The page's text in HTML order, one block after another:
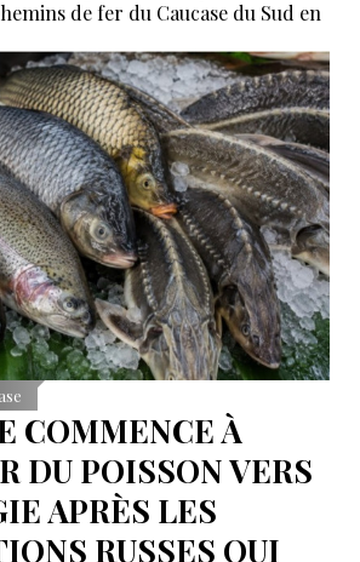
de fer du Caucase du Sud en
COMMENCE À
DU POISSON VERS
APRÈS LES
RUSSES QUI